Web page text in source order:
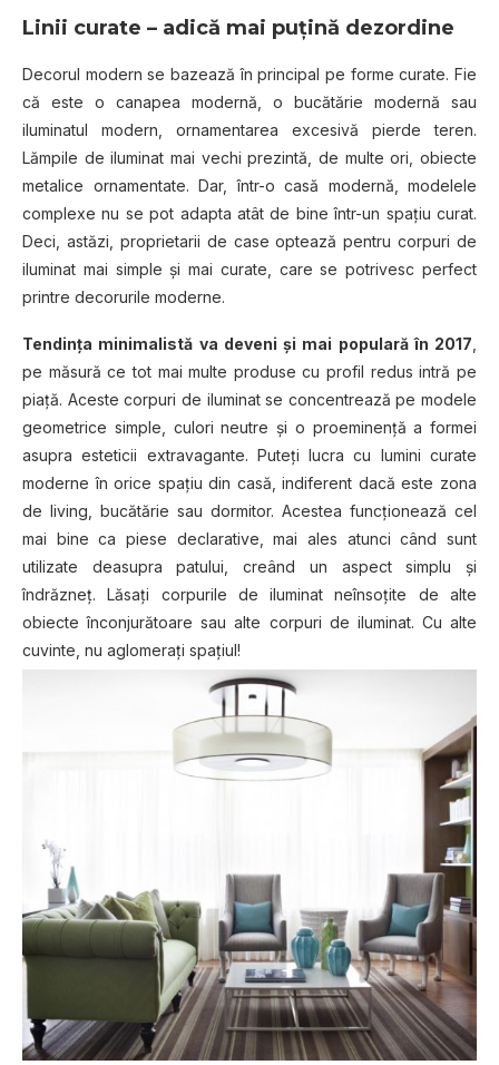
Linii curate – adică mai puțină dezordine
Decorul modern se bazează în principal pe forme curate. Fie
că este o canapea modernă, o bucătărie modernă sau
iluminatul modern, ornamentarea excesivă pierde teren.
Lămpile de iluminat mai vechi prezintă, de multe ori, obiecte
metalice ornamentate. Dar, într-o casă modernă, modelele
complexe nu se pot adapta atât de bine într-un spațiu curat.
Deci, astăzi, proprietarii de case optează pentru corpuri de
iluminat mai simple și mai curate, care se potrivesc perfect
printre decorurile moderne.
Tendința minimalistă va deveni și mai populară în 2017,
pe măsură ce tot mai multe produse cu profil redus intră pe
piață. Aceste corpuri de iluminat se concentrează pe modele
geometrice simple, culori neutre și o proeminență a formei
asupra esteticii extravagante. Puteți lucra cu lumini curate
moderne în orice spațiu din casă, indiferent dacă este zona
de living, bucătărie sau dormitor. Acestea funcționează cel
mai bine ca piese declarative, mai ales atunci când sunt
utilizate deasupra patului, creând un aspect simplu și
îndrăzneț. Lăsați corpurile de iluminat neînsoțite de alte
obiecte înconjurătoare sau alte corpuri de iluminat. Cu alte
cuvinte, nu aglomerați spațiul!